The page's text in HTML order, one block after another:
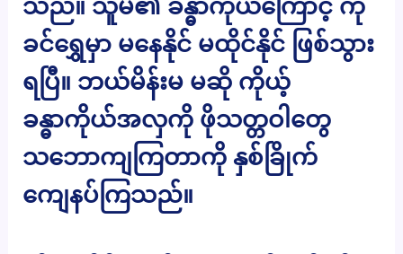
ခင်ရွှေမှာ မနေနိုင် မထိုင်နိုင် ဖြစ်သွား
ရပြီ။ ဘယ်မိန်းမ မဆို ကိုယ့်
ခန္ဓာကိုယ်အလှကို ဖိုသတ္တဝါတွေ
သဘောကျကြတာကို နှစ်ခြိုက်
ကျေနပ်ကြသည်။